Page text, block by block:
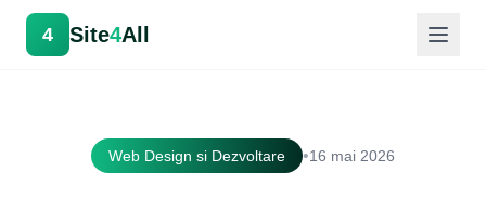
4 Site4All
Web Design si Dezvoltare •16 mai 2026